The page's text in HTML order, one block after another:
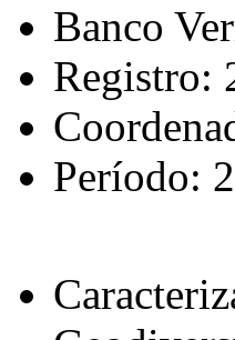
Banco
Registro:
Período: